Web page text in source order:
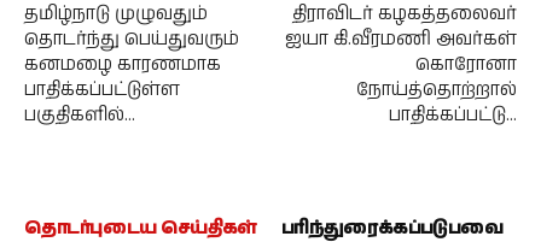
தமிழ்நாடு முழுவதும்
தொடர்ந்து பெய்துவரும்
கனமழை காரணமாக
பாதிக்கப்பட்டுள்ள
பகுதிகளில்…
திராவிடர் கழகத்தலைவர்
ஐயா கி.வீரமணி அவர்கள்
கொரோனா
நோய்த்தொற்றால்
பாதிக்கப்பட்டு…
தொடர்புடைய செய்திகள் பரிந்துரைக்கப்படுபவை